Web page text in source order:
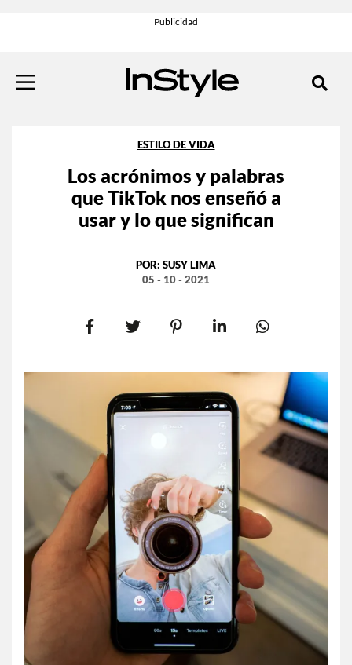
ESTILO DE VIDA
Los acrónimos y palabras
que TikTok nos enseñó a
usar y lo que significan
POR: SUSY LIMA
05 - 10 - 2021